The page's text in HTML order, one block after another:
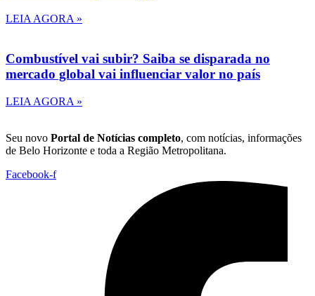
LEIA AGORA »
Combustível vai subir? Saiba se disparada no
mercado global vai influenciar valor no país
LEIA AGORA »
Seu novo Portal de Notícias completo, com notícias, informações
de Belo Horizonte e toda a Região Metropolitana.
Facebook-f